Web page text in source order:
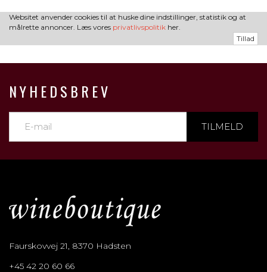
Websitet anvender cookies til at huske dine indstillinger, statistik og at
målrette annoncer. Læs vores privatlivspolitik her.
Tillad
NYHEDSBREV
TILMELD
Faurskovvej 21, 8370 Hadsten
+45 42 20 60 66